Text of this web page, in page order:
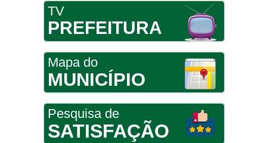
TV
PREFEITURA
Mapa do
MUNICÍPIO
Pesquisa de
SATISFAÇÃO